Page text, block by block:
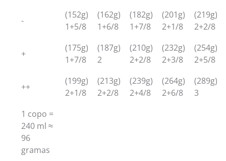
-
(152g)
1+5/8
(162g)
1+6/8
(182g)
1+7/8
(201g)
2+1/8
(219g)
2+2/8
+
(175g)
1+7/8
(187g)
2
(210g)
2+2/8
(232g)
2+3/8
(254g)
2+5/8
++
(199g)
2+1/8
(213g)
2+2/8
(239g)
2+4/8
(264g)
2+6/8
(289g)
3
1 copo =
240 ml ≈
96
gramas